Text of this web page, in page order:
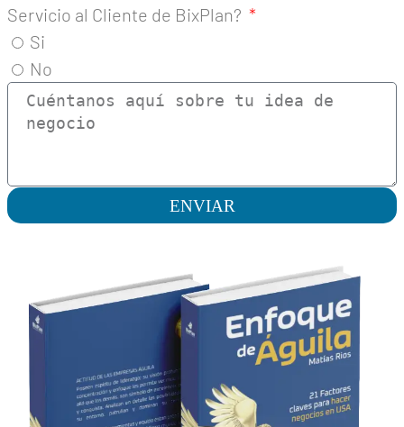
Servicio al Cliente de BixPlan?
Si
No
ENVIAR